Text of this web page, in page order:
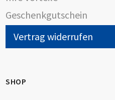
Geschenkgutschein
Vertrag widerrufen
SHOP